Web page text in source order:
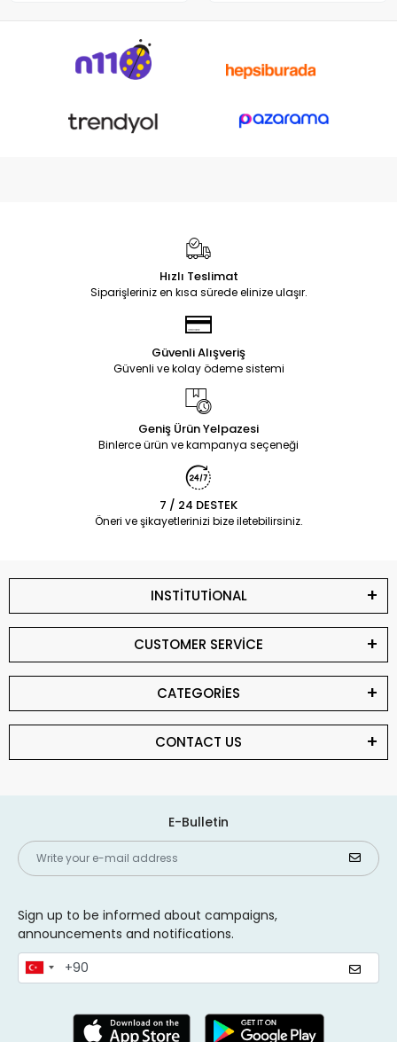
Hızlı Teslimat
Siparişleriniz en kısa sürede elinize ulaşır.
Güvenli Alışveriş
Güvenli ve kolay ödeme sistemi
Geniş Ürün Yelpazesi
Binlerce ürün ve kampanya seçeneği
7 / 24 DESTEK
Öneri ve şikayetlerinizi bize iletebilirsiniz.
INSTİTUTİONAL
CUSTOMER SERVİCE
CATEGORİES
CONTACT US
E-Bulletin
Sign up to be informed about campaigns,
announcements and notifications.